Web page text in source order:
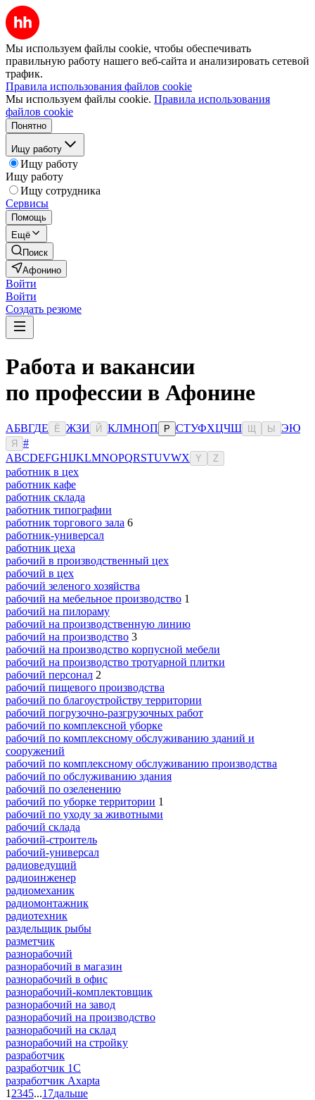
Мы используем файлы cookie, чтобы обеспечивать
правильную работу нашего веб-сайта и анализировать сетевой
трафик.
Правила использования файлов cookie
Мы используем файлы cookie. Правила использования
файлов cookie
Понятно
Ищу работу
Ищу работу
Ищу работу
Ищу сотрудника
Сервисы
Помощь
Ещё
Поиск
Афонино
Войти
Войти
Создать резюме
Работа и вакансии
по профессии в Афонине
АБВГДЕ Ё ЖЗИ Й КЛМНОП Р СТУФХЦЧШ Ы ЭЮ
Я
#
ABCDEFGHIJKLMNOPQRSTUVWX Y Z
работник в цех
работник кафе
работник склада
работник типографии
работник торгового зала 6
работник-универсал
работник цеха
рабочий в производственный цех
рабочий в цех
рабочий зеленого хозяйства
рабочий на мебельное производство 1
рабочий на пилораму
рабочий на производственную линию
рабочий на производство 3
рабочий на производство корпусной мебели
рабочий на производство тротуарной плитки
рабочий персонал 2
рабочий пищевого производства
рабочий по благоустройству территории
рабочий погрузочно-разгрузочных работ
рабочий по комплексной уборке
рабочий по комплексному обслуживанию зданий и
сооружений
рабочий по комплексному обслуживанию производства
рабочий по обслуживанию здания
рабочий по озеленению
рабочий по уборке территории 1
рабочий по уходу за животными
рабочий склада
рабочий-строитель
рабочий-универсал
радиоведущий
радиоинженер
радиомеханик
радиомонтажник
радиотехник
раздельщик рыбы
разметчик
разнорабочий
разнорабочий в магазин
разнорабочий в офис
разнорабочий-комплектовщик
разнорабочий на завод
разнорабочий на производство
разнорабочий на склад
разнорабочий на стройку
разработчик
разработчик 1C
разработчик Axapta
1 2345...17дальше